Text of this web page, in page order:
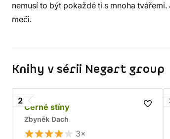
nemusí to být pokaždé ti s mnoha
meči.
Knihy v sérii Negart group
2
Černé stíny
Zbyněk Dach
3×